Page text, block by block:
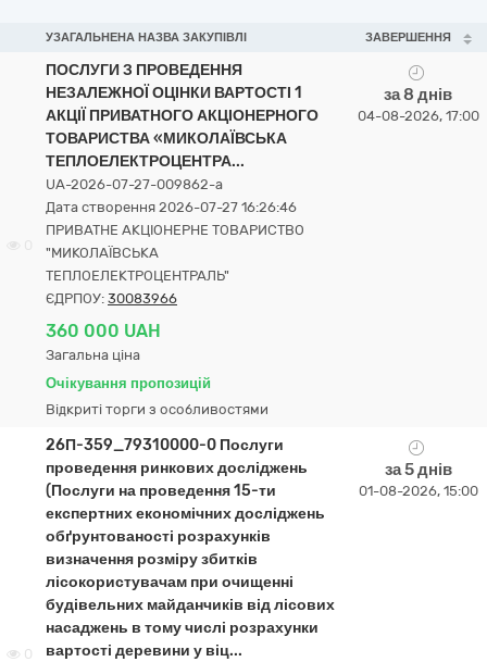
УЗАГАЛЬНЕНА НАЗВА ЗАКУПІВЛІ ЗАВЕРШЕННЯ
ПОСЛУГИ З ПРОВЕДЕННЯ
НЕЗАЛЕЖНОЇ ОЦІНКИ ВАРТОСТІ 1
АКЦІЇ ПРИВАТНОГО АКЦІОНЕРНОГО
ТОВАРИСТВА «МИКОЛАЇВСЬКА
ТЕПЛОЕЛЕКТРОЦЕНТРА...
UA-2026-07-27-009862-a
Дата створення 2026-07-27 16:26:46
ПРИВАТНЕ АКЦІОНЕРНЕ ТОВАРИСТВО
"МИКОЛАЇВСЬКА
ТЕПЛОЕЛЕКТРОЦЕНТРАЛЬ"
ЄДРПОУ: 30083966
360 000 UAH
Загальна ціна
Очікування пропозицій
Відкриті торги з особливостями
за 8 днів
04-08-2026, 17:00
0
26П-359_79310000-0 Послуги
проведення ринкових досліджень
(Послуги на проведення 15-ти
експертних економічних досліджень
обґрунтованості розрахунків
визначення розміру збитків
лісокористувачам при очищенні
будівельних майданчиків від лісових
насаджень в тому числі розрахунки
вартості деревини у віц...
за 5 днів
01-08-2026, 15:00